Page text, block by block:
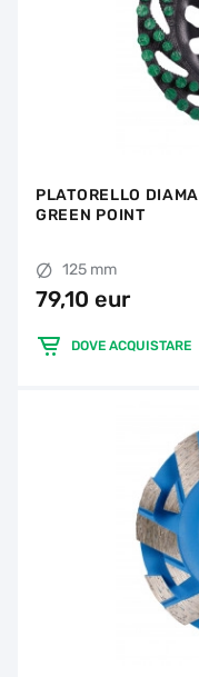
PLATORELLO
GREEN POINT
125 mm
79,10 eur
DOVE ACQUISTARE